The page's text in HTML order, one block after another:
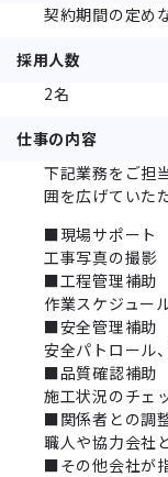
契約期間の定め
採用人数
2名
仕事の内容
下記業務をご担
囲を広げていた
■現場サポート
工事写真の撮影
■工程管理補助
作業スケジュー
■安全管理補助
安全パトロール
■品質確認補助
施工状況のチェ
■関係者との調
職人や協力会社
■その他会社が